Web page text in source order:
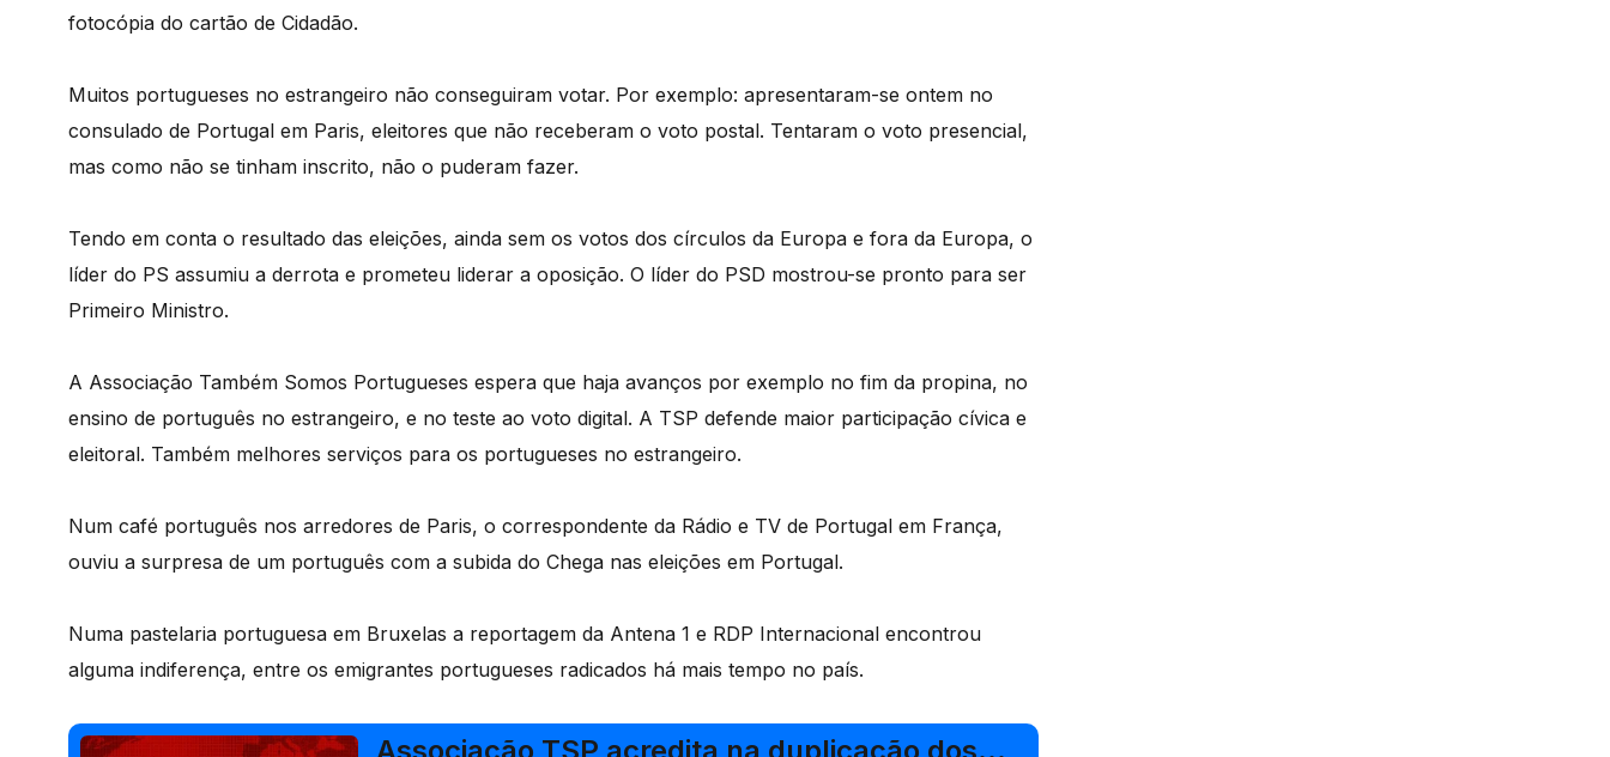
fotocópia do cartão de Cidadão.
Muitos portugueses no estrangeiro não conseguiram votar. Por exemplo: apresentaram-se ontem no
consulado de Portugal em Paris, eleitores que não receberam o voto postal. Tentaram o voto presencial,
mas como não se tinham inscrito, não o puderam fazer.
Tendo em conta o resultado das eleições, ainda sem os votos dos círculos da Europa e fora da Europa, o
líder do PS assumiu a derrota e prometeu liderar a oposição. O líder do PSD mostrou-se pronto para ser
Primeiro Ministro.
A Associação Também Somos Portugueses espera que haja avanços por exemplo no fim da propina, no
ensino de português no estrangeiro, e no teste ao voto digital. A TSP defende maior participação cívica e
eleitoral. Também melhores serviços para os portugueses no estrangeiro.
Num café português nos arredores de Paris, o correspondente da Rádio e TV de Portugal em França,
ouviu a surpresa de um português com a subida do Chega nas eleições em Portugal.
Numa pastelaria portuguesa em Bruxelas a reportagem da Antena 1 e RDP Internacional encontrou
alguma indiferença, entre os emigrantes portugueses radicados há mais tempo no país.